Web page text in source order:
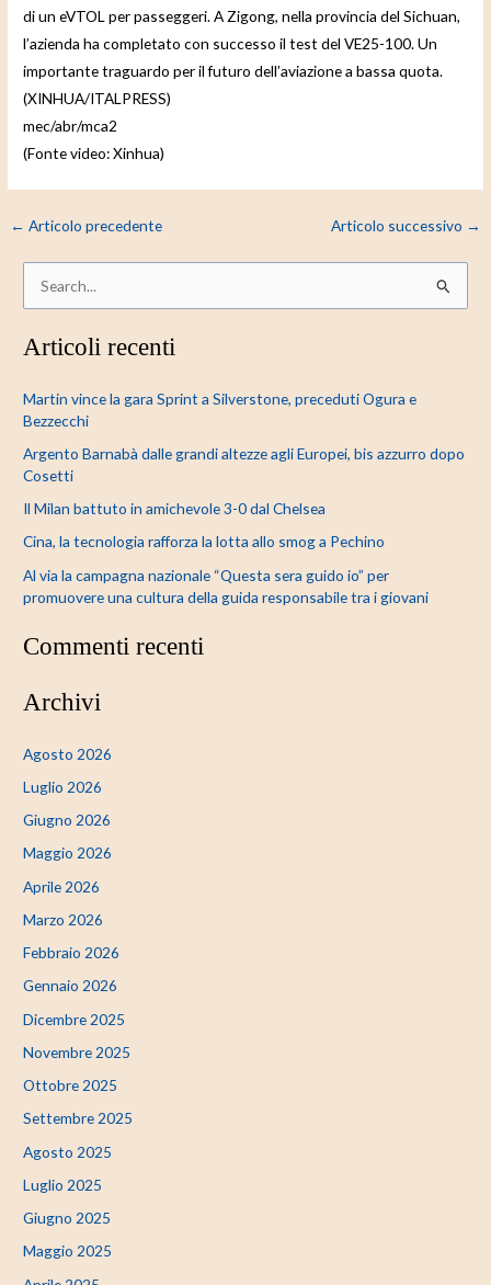
di un eVTOL per passeggeri. A Zigong, nella provincia del Sichuan,
l’azienda ha completato con successo il test del VE25-100. Un
importante traguardo per il futuro dell’aviazione a bassa quota.
(XINHUA/ITALPRESS)
mec/abr/mca2
(Fonte video: Xinhua)
← Articolo precedente Articolo successivo →
r
a
Articoli recenti
Martin vince la gara Sprint a Silverstone, preceduti Ogura e
Bezzecchi
Argento Barnabà dalle grandi altezze agli Europei, bis azzurro dopo
Cosetti
Il Milan battuto in amichevole 3-0 dal Chelsea
Cina, la tecnologia rafforza la lotta allo smog a Pechino
Al via la campagna nazionale “Questa sera guido io” per
promuovere una cultura della guida responsabile tra i giovani
Commenti recenti
Archivi
Agosto 2026
Luglio 2026
Giugno 2026
Maggio 2026
Aprile 2026
Marzo 2026
Febbraio 2026
Gennaio 2026
Dicembre 2025
Novembre 2025
Ottobre 2025
Settembre 2025
Agosto 2025
Luglio 2025
Giugno 2025
Maggio 2025